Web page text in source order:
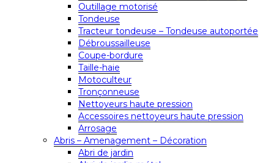
Outillage motorisé
Tondeuse
Tracteur tondeuse – Tondeuse autoportée
Débroussailleuse
Coupe-bordure
Taille-haie
Motoculteur
Tronçonneuse
Nettoyeurs haute pression
Accessoires nettoyeurs haute pression
Arrosage
Abris – Amenagement – Décoration
Abri de jardin